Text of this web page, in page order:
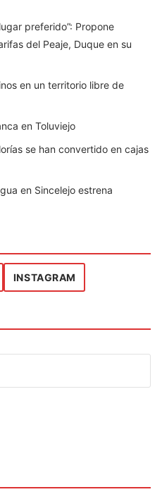
preferido”: Propone
del Peaje, Duque en su
en un territorio libre de
en Toluviejo
se han convertido en cajas
en Sincelejo estrena
INSTAGRAM